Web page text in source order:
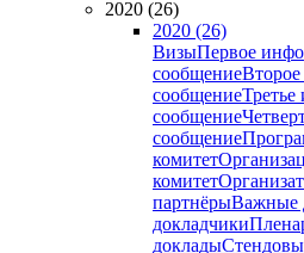
2020 (26)
2020 (26)
ВизыПервое
сообщение
сообщение
сообщение
сообщение
комитет
комитет
партнёрыВажные
докладчики
доклады